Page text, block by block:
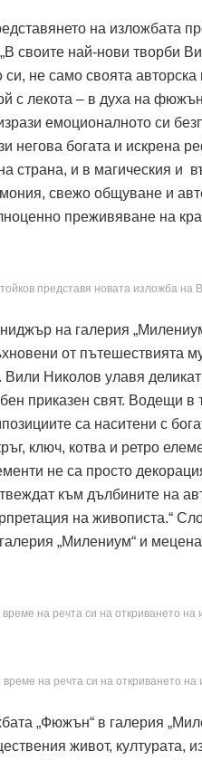
на изложбата
„В своите най-нови творби
си, не само своята
с лекота – в духа на
емоционалното си
негова богата и искрена
страна, и в магическия и
свежо общуване и
преживяване на
представя новата изложба на
на галерия
от пътешествията
Вили Николов улавя
приказен свят. Водещи в
са наситени с
ключ, котва и ретро
не са просто
към дълбините на
на живописта.“
„Милениум“ и
на речта си на откриването
на речта си на откриването
„Фюжън“ в галерия
живот, културата,